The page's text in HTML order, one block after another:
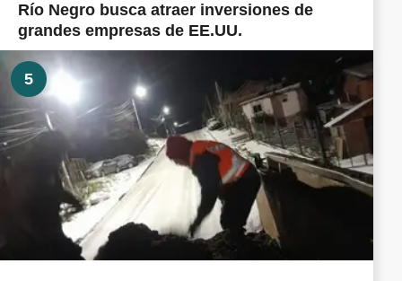
Río Negro busca atraer inversiones de
grandes empresas de EE.UU.
5